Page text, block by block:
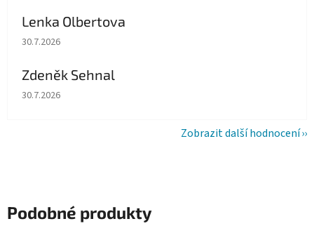
Lenka Olbertova
Hodnocení obchodu je 5 z 5 hvězdiček.
30.7.2026
Zdeněk Sehnal
Hodnocení obchodu je 5 z 5 hvězdiček.
30.7.2026
Zobrazit další hodnocení
Podobné produkty